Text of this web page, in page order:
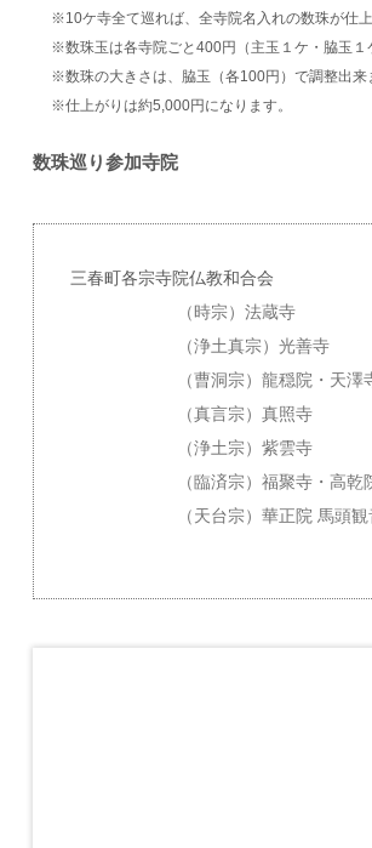
※10ケ寺全て巡れば、全寺院名入れの数珠が仕上
※数珠玉は各寺院ごと400円（主玉１ケ・脇玉１
※数珠の大きさは、脇玉（各100円）で調整出来
※仕上がりは約5,000円になります。
数珠巡り参加寺院
三春町各宗寺院仏教和合会
（時宗）法蔵寺
（浄土真宗）光善寺
（曹洞宗）龍穏院・天澤寺
（真言宗）真照寺
（浄土宗）紫雲寺
（臨済宗）福聚寺・高乾
（天台宗）華正院 馬頭観